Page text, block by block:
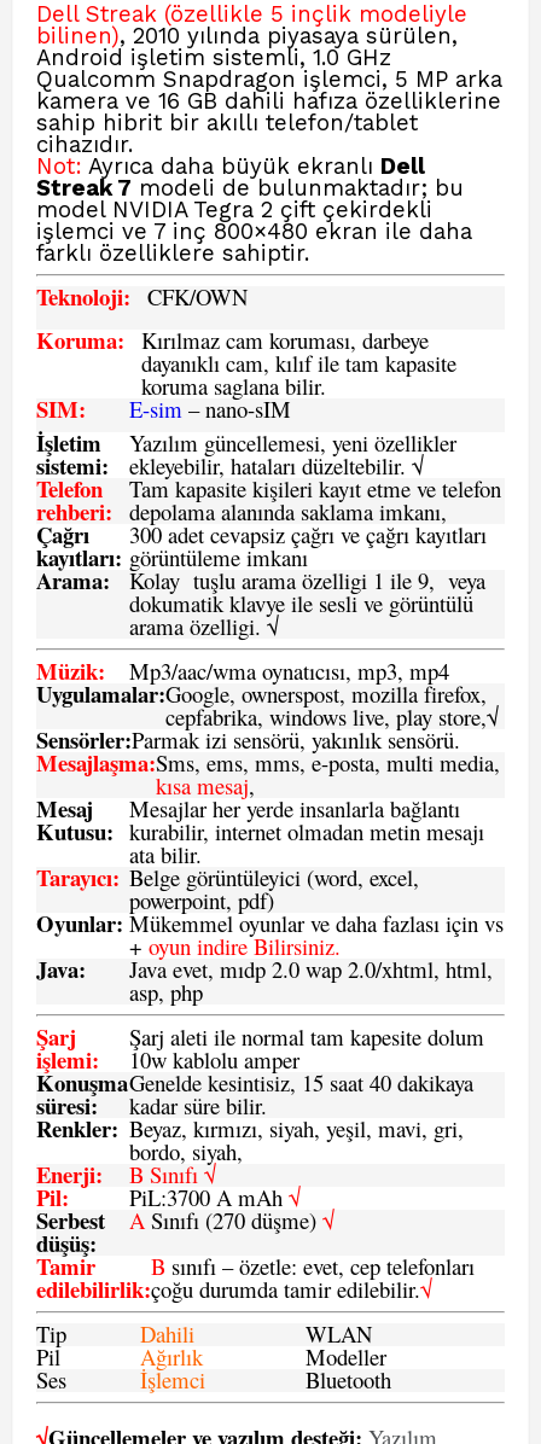
Dell Streak (özellikle 5 inçlik modeliyle
bilinen), 2010 yılında piyasaya sürülen,
Android işletim sistemli, 1.0 GHz
Qualcomm Snapdragon işlemci, 5 MP arka
kamera ve 16 GB dahili hafıza özelliklerine
sahip hibrit bir akıllı telefon/tablet
cihazıdır.
Not: Ayrıca daha büyük ekranlı Dell
Streak 7 modeli de bulunmaktadır; bu
model NVIDIA Tegra 2 çift çekirdekli
işlemci ve 7 inç 800×480 ekran ile daha
farklı özelliklere sahiptir.
Teknoloji: CFK/OWN
Koruma: Kırılmaz cam koruması, darbeye
dayanıklı cam, kılıf ile tam kapasite
koruma saglana bilir.
SIM: E-sim – nano-sIM
İşletim
sistemi:
Yazılım güncellemesi, yeni özellikler
ekleyebilir, hataları düzeltebilir. √
Telefon
rehberi:
Tam kapasite kişileri kayıt etme ve telefon
depolama alanında saklama imkanı,
Çağrı
kayıtları:
300 adet cevapsiz çağrı ve çağrı kayıtları
görüntüleme imkanı
Arama: Kolay tuşlu arama özelligi 1 ile 9, veya
dokumatik klavye ile sesli ve görüntülü
arama özelligi. √
Müzik: Mp3/aac/wma oynatıcısı, mp3, mp4
Uygulamalar:Google, ownerspost, mozilla firefox,
cepfabrika, windows live, play store,√
Sensörler:Parmak izi sensörü, yakınlık sensörü.
Mesajlaşma:Sms, ems, mms, e-posta, multi media,
kısa mesaj,
Mesaj
Kutusu:
Mesajlar her yerde insanlarla bağlantı
kurabilir, internet olmadan metin mesajı
ata bilir.
Tarayıcı: Belge görüntüleyici (word, excel,
powerpoint, pdf)
Oyunlar: Mükemmel oyunlar ve daha fazlası için vs
+ oyun indire Bilirsiniz.
Java: Java evet, mıdp 2.0 wap 2.0/xhtml, html,
asp, php
Şarj
işlemi:
Şarj aleti ile normal tam kapesite dolum
10w kablolu amper
Konuşma
süresi:
Genelde kesintisiz, 15 saat 40 dakikaya
kadar süre bilir.
Renkler: Beyaz, kırmızı, siyah, yeşil, mavi, gri,
bordo, siyah,
Enerji: B Sınıfı √
Pil: PiL:3700 A mAh √
Serbest
düşüş:
ASınıfı (270 düşme) √
Tamir
edilebilirlik:
B sınıfı – özetle: evet, cep telefonları
çoğu durumda tamir edilebilir.√
Tip
Dahili WLAN
Pil Ağırlık Modeller
Ses İşlemci Bluetooth
√Güncellemeler ve yazılım desteği: Yazılım